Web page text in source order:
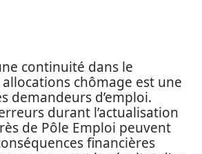
continuité dans le
chômage est une
demandeurs d’emploi.
durant l’actualisation
de Pôle Emploi peuvent
financières